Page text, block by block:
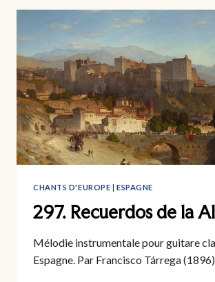
LOP
CHANTS D'EUROPE |ESPAGNE
297. Recuerdos de la
Mélodie instrumentale pour guitare
Espagne. Par Francisco Tárrega (1896).